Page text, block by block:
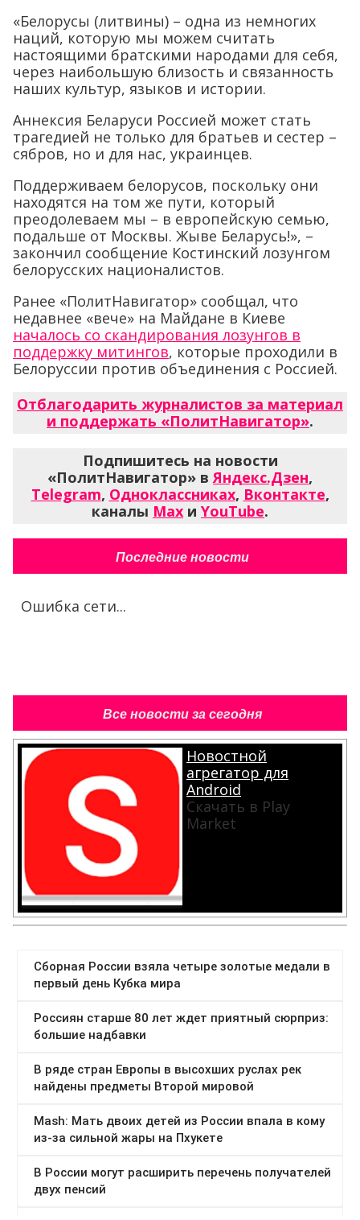
«Белорусы (литвины) – одна из немногих
наций, которую мы можем считать
настоящими братскими народами для себя,
через наибольшую близость и связанность
наших культур, языков и истории.
Аннексия Беларуси Россией может стать
трагедией не только для братьев и сестер –
сябров, но и для нас, украинцев.
Поддерживаем белорусов, поскольку они
находятся на том же пути, который
преодолеваем мы – в европейскую семью,
подальше от Москвы. Жыве Беларусь!», –
закончил сообщение Костинский лозунгом
белорусских националистов.
Ранее «ПолитНавигатор» сообщал, что
недавнее «вече» на Майдане в Киеве
началось со скандирования лозунгов в
поддержку митингов, которые проходили в
Белоруссии против объединения с Россией.
Отблагодарить журналистов за материал
и поддержать «ПолитНавигатор».
Подпишитесь на новости
«ПолитНавигатор» вЯндекс.Дзен,
Telegram, Одноклассниках, Вконтакте,
каналы Max и YouTube.
Последние новости
Ошибка сети...
Все новости за сегодня
Новостной
агрегатор для
Android
Скачать в Play
Market